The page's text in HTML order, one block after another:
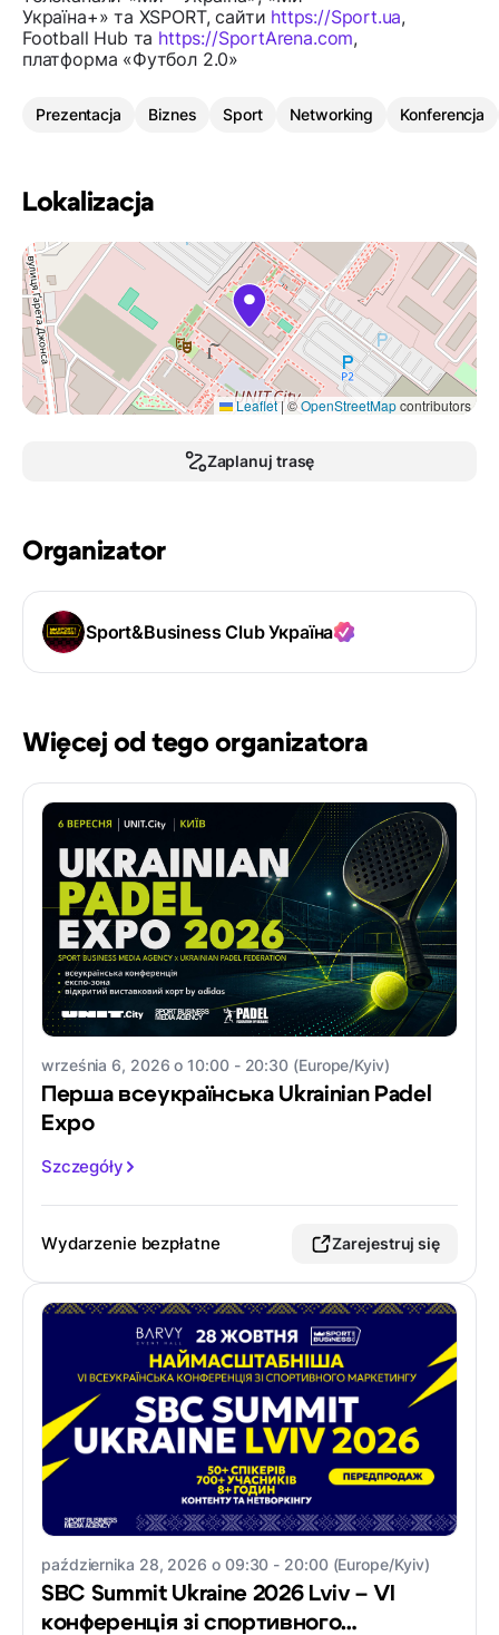
Україна+» та XSPORT, сайти https://Sport.ua,
Football Hub та https://SportArena.com,
платформа «Футбол 2.0»
Prezentacja Biznes Sport Networking Konferencja
Lokalizacja
Leaflet |©OpenStreetMapcontributors
Zaplanuj trasę
Organizator
Sport&Business Club Україна
Więcej od tego organizatora
września 6, 2026 o 10:00 - 20:30 (Europe/Kyiv)
Перша всеукраїнська Ukrainian Padel
Expo
Szczegóły
Wydarzenie bezpłatne Zarejestruj się
października 28, 2026 o 09:30 - 20:00 (Europe/Kyiv)
SBC Summit Ukraine 2026 Lviv – VI
конференція зі спортивного